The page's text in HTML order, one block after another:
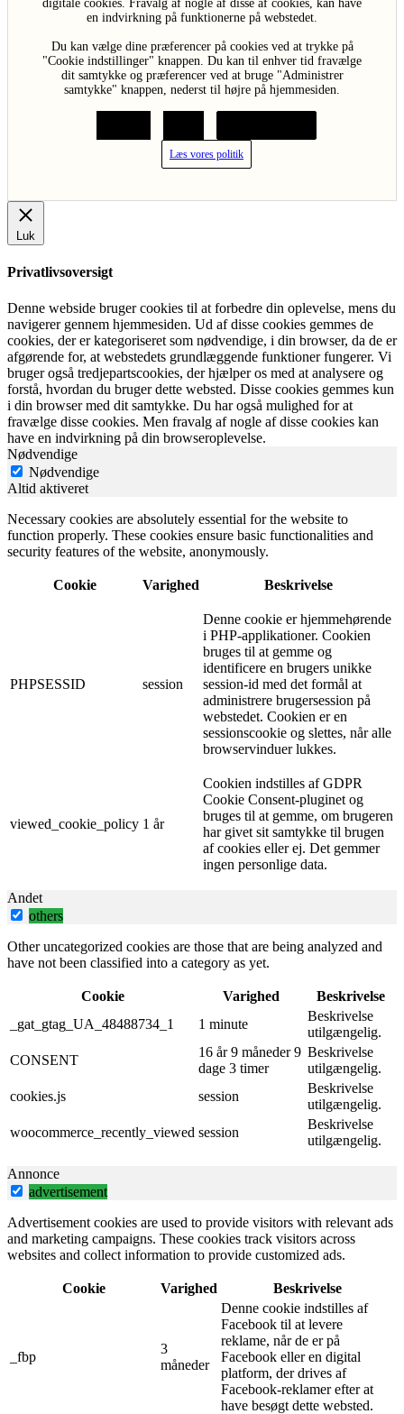
digitale cookies. Fravalg af nogle af disse af cookies, kan have
en indvirkning på funktionerne på webstedet.
Du kan vælge dine præferencer på cookies ved at trykke på
"Cookie indstillinger" knappen. Du kan til enhver tid fravælge
dit samtykke og præferencer ved at bruge "Administrer
samtykke" knappen, nederst til højre på hjemmesiden.
Læs vores politik
Luk
Privatlivsoversigt
Denne webside bruger cookies til at forbedre din oplevelse, mens du
navigerer gennem hjemmesiden. Ud af disse cookies gemmes de
cookies, der er kategoriseret som nødvendige, i din browser, da de er
afgørende for, at webstedets grundlæggende funktioner fungerer. Vi
bruger også tredjepartscookies, der hjælper os med at analysere og
forstå, hvordan du bruger dette websted. Disse cookies gemmes kun
i din browser med dit samtykke. Du har også mulighed for at
fravælge disse cookies. Men fravalg af nogle af disse cookies kan
have en indvirkning på din browseroplevelse.
Nødvendige
Nødvendige
Altid aktiveret
Necessary cookies are absolutely essential for the website to
function properly. These cookies ensure basic functionalities and
security features of the website, anonymously.
Cookie Varighed Beskrivelse
PHPSESSID session
Denne cookie er hjemmehørende
i PHP-applikationer. Cookien
bruges til at gemme og
identificere en brugers unikke
session-id med det formål at
administrere brugersession på
webstedet. Cookien er en
sessionscookie og slettes, når alle
browservinduer lukkes.
viewed_cookie_policy 1 år
Cookien indstilles af GDPR
Cookie Consent-pluginet og
bruges til at gemme, om brugeren
har givet sit samtykke til brugen
af ​​cookies eller ej. Det gemmer
ingen personlige data.
Andet
others
Other uncategorized cookies are those that are being analyzed and
have not been classified into a category as yet.
Cookie Varighed
Beskrivelse
_gat_gtag_UA_48488734_1
1 minute
Beskrivelse
utilgængelig.
CONSENT
16 år 9 måneder 9
dage 3 timer
Beskrivelse
utilgængelig.
cookies.js
session
Beskrivelse
utilgængelig.
woocommerce_recently_viewed session
Beskrivelse
utilgængelig.
Annonce
advertisement
Advertisement cookies are used to provide visitors with relevant ads
and marketing campaigns. These cookies track visitors across
websites and collect information to provide customized ads.
Cookie Varighed Beskrivelse
_fbp
3
måneder
Denne cookie indstilles af
Facebook til at levere
reklame, når de er på
Facebook eller en digital
platform, der drives af
Facebook-reklamer efter at
have besøgt dette websted.